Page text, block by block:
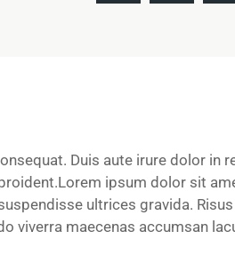
Duis aute irure dolor in
ipsum dolor sit
ultrices gravida.
viverra maecenas accumsan